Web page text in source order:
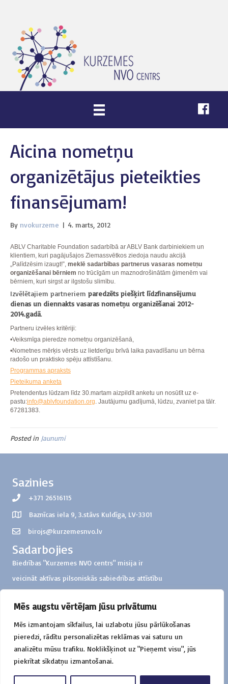
Mēs augstu vērtējam jūsu privātumu
Mēs izmantojam sīkfailus, lai uzlabotu jūsu pārlūkošanas
pieredzi, rādītu personalizētas reklāmas vai saturu un
analizētu mūsu trafiku. Noklikšķinot uz "Pieņemt visu", jūs
piekrītat sīkdatņu izmantošanai.
Aicina nometņu
organizētājus pieteikties
finansējumam!
By nvokurzeme | 4. marts, 2012
ABLV Charitable Foundation sadarbībā ar ABLV Bank darbiniekiem un
klientiem, kuri pagājušajos Ziemassvētkos ziedoja naudu akcijā
„Palīdzēsim izaugt!”, meklē sadarbības partnerus vasaras nometņu
organizēšanai bērniem no trūcīgām un maznodrošinātām ģimenēm vai
bērniem, kuri sirgst ar ilgstošu slimību.
Izvēlētajiem partneriem paredzēts piešķirt līdzfinansējumu
dienas un diennakts vasaras nometņu organizēšanai 2012-
2014.gadā.
Partneru izvēles kritēriji:
•Veiksmīga pieredze nometņu organizēšanā,
•Nometnes mērķis vērsts uz lietderīgu brīvā laika pavadīšanu un bērna
radošo un praktisko spēju attīstīšanu.
Programmas apraksts
Pieteikuma anketa
Pretendentus lūdzam līdz 30.martam aizpildīt anketu un nosūtīt uz e-
pastu:info@ablvfoundation.org. Jautājumu gadījumā, lūdzu, zvaniet pa tālr.
67281383.
Posted in Jaunumi
Sazinies
+371 26516115
Baznīcas iela 9, 3.stāvs Kuldīga, LV-3301
birojs@kurzemesnvo.lv
Sadarbojies
Biedrības "Kurzemes NVO centrs" misija ir
veicināt aktīvas pilsoniskās sabiedrības attīstību
Ziedo
Biedrība "Kurzemes NVO centrs"
Konts: LV57HABA0551000326851
Mērķis: ziedojums darbības atbalstam